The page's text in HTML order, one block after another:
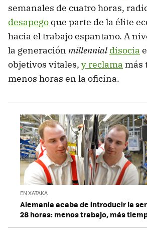
semanales de cuatro horas,
desapego que parte de la élite
hacia el trabajo espantano. A
la generación millennial disocia
objetivos vitales, y reclama más
menos horas en la oficina.
EN XATAKA
Alemania acaba de introducir la
28 horas: menos trabajo, más